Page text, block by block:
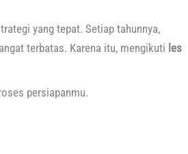
yang tepat. Setiap tahunnya,
terbatas. Karena itu, mengikuti les
persiapanmu.